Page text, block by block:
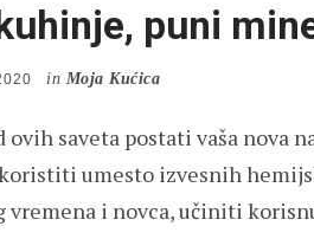
puni
in Moja Kućica
ovih saveta postati vaša nova
umesto izvesnih
vremena i novca, učiniti